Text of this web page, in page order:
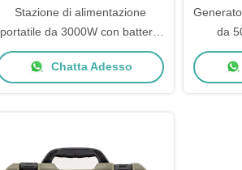
Stazione di alimentazione
portatile da 3000W con batteria
LiFePO4 e controller MPPT per
la ricarica solare
Chatta Adesso
da
portatile